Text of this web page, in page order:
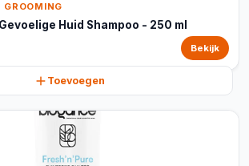
GROOMING
Huid Shampoo - 250 ml
Bekijk
Toevoegen